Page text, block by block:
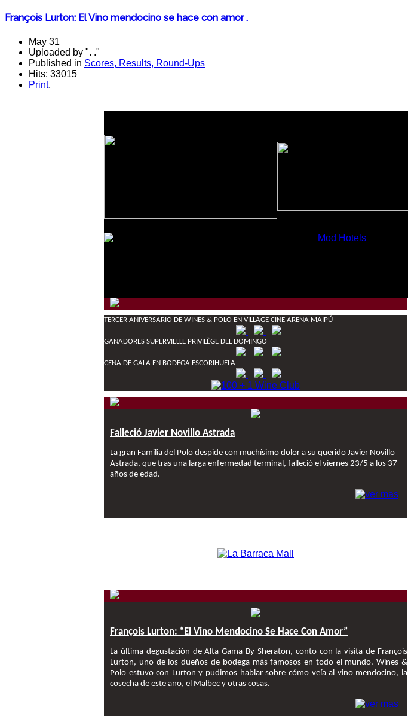
François Lurton: El Vino mendocino se hace con amor .
May 31
Uploaded by ". ."
Published in Scores, Results, Round-Ups
Hits: 33015
Print,
TERCER ANIVERSARIO DE WINES & POLO EN VILLAGE CINE ARENA MAIPÚ
GANADORES SUPERVIELLE PRIVILÈGE DEL DOMINGO
CENA DE GALA EN BODEGA ESCORIHUELA
Falleció Javier Novillo Astrada
La gran Familia del Polo despide con muchísimo dolor a su querido Javier Novillo
Astrada, que tras una larga enfermedad terminal, falleció el viernes 23/5 a los 37
años de edad.
François Lurton: “El Vino Mendocino Se Hace Con Amor”
La última degustación de Alta Gama By Sheraton, conto con la visita de François
Lurton, uno de los dueños de bodega más famosos en todo el mundo. Wines &
Polo estuvo con Lurton y pudimos hablar sobre cómo veía al vino mendocino, la
cosecha de este año, el Malbec y otras cosas.